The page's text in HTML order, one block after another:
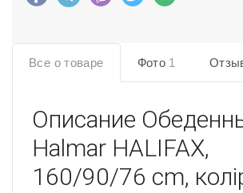
Все о товаре Фото 1
Описание
Halmar HALIFAX,
160/90/76 cm,